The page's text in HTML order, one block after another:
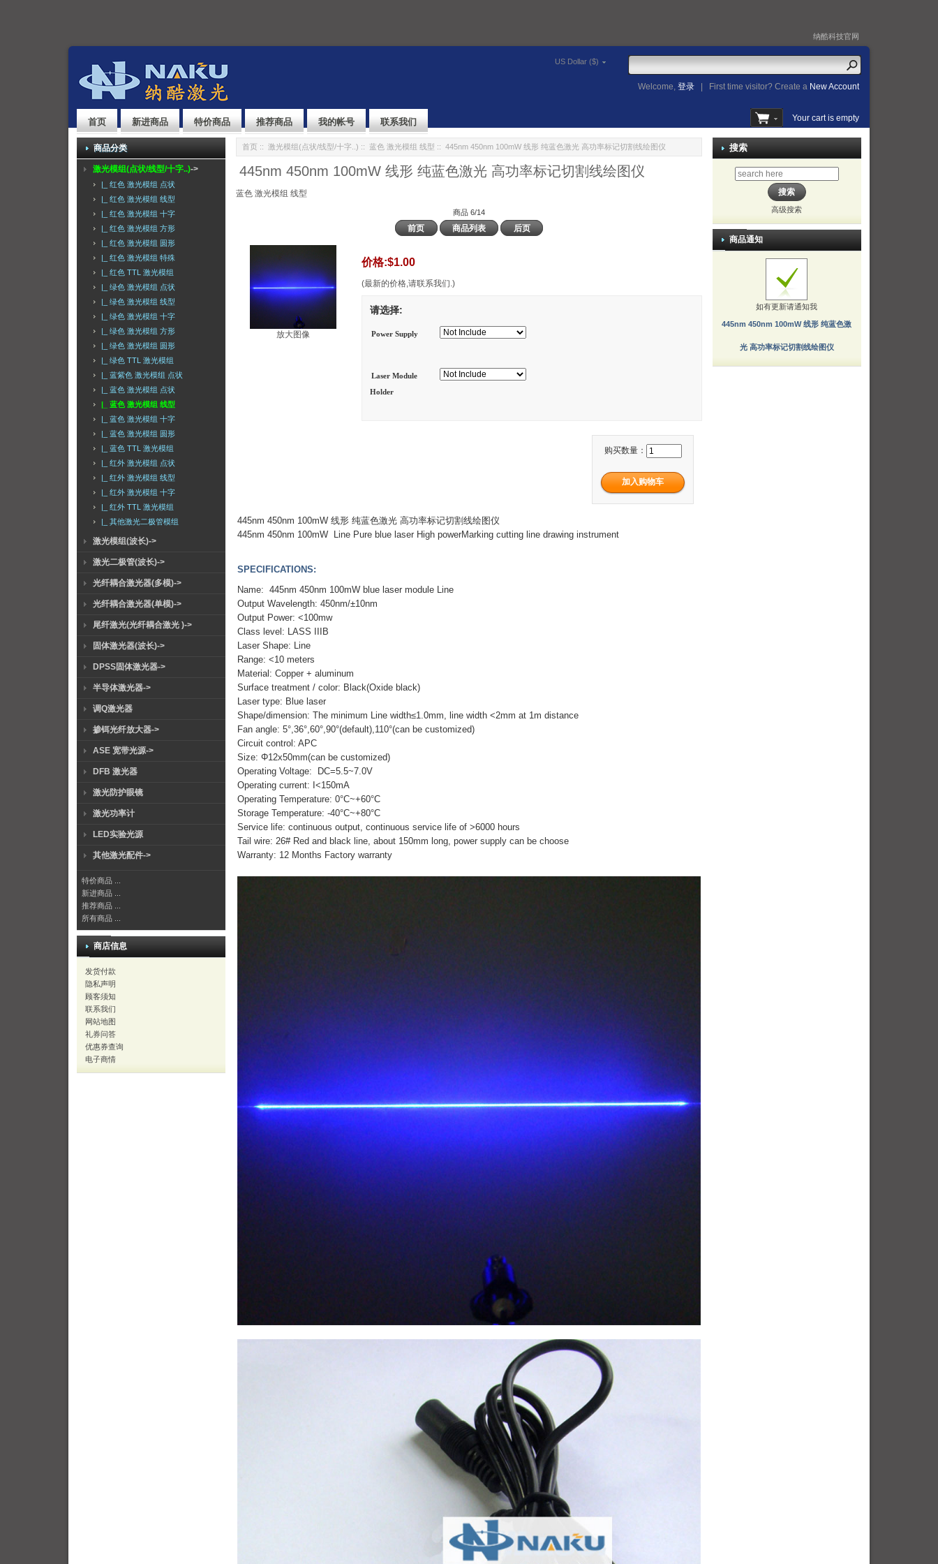
纳酷科技官网
US Dollar ($)
Welcome,登录 First time visitor? Create a New Account
首页 新进商品 特价商品 推荐商品 我的帐号 联系我们 Your cart is empty
商品分类
激光模组(点状/线型/十字..)->
|_ 红色 激光模组 点状
|_ 红色 激光模组 线型
|_ 红色 激光模组 十字
|_ 红色 激光模组 方形
|_ 红色 激光模组 圆形
|_ 红色 激光模组 特殊
|_ 红色 TTL 激光模组
|_ 绿色 激光模组 点状
|_ 绿色 激光模组 线型
|_ 绿色 激光模组 十字
|_ 绿色 激光模组 方形
|_ 绿色 激光模组 圆形
|_ 绿色 TTL 激光模组
|_ 蓝紫色 激光模组 点状
|_ 蓝色 激光模组 点状
|_ 蓝色 激光模组 线型
|_ 蓝色 激光模组 十字
|_ 蓝色 激光模组 圆形
|_ 蓝色 TTL 激光模组
|_ 红外 激光模组 点状
|_ 红外 激光模组 线型
|_ 红外 激光模组 十字
|_ 红外 TTL 激光模组
|_ 其他激光二极管模组
激光模组(波长)->
激光二极管(波长)->
光纤耦合激光器(多模)->
光纤耦合激光器(单模)->
尾纤激光(光纤耦合激光 )->
固体激光器(波长)->
DPSS固体激光器->
半导体激光器->
调Q激光器
掺铒光纤放大器->
ASE 宽带光源->
DFB 激光器
激光防护眼镜
激光功率计
LED实验光源
其他激光配件->
特价商品 ...
新进商品 ...
推荐商品 ...
所有商品 ...
商店信息
发货付款
隐私声明
顾客须知
联系我们
网站地图
礼券问答
优惠券查询
电子商情
首页 :: 激光模组(点状/线型/十字..) :: 蓝色 激光模组 线型 :: 445nm 450nm 100mW 线形 纯蓝色激光 高功率标记切割线绘图仪
445nm 450nm 100mW 线形 纯蓝色激光 高功率标记切割线绘图仪
蓝色 激光模组 线型
商品 6/14
前页 商品列表 后页
放大图像
价格:$1.00
(最新的价格,请联系我们.)
请选择:
Power Supply
Laser Module
Holder
购买数量：
445nm 450nm 100mW 线形 纯蓝色激光 高功率标记切割线绘图仪
445nm 450nm 100mW Line Pure blue laser High powerMarking cutting line drawing instrument
SPECIFICATIONS:
Name: 445nm 450nm 100mW blue laser module Line
Output Wavelength: 450nm/±10nm
Output Power: <100mw
Class level: LASS IIIB
Laser Shape: Line
Range: <10 meters
Material: Copper + aluminum
Surface treatment / color: Black(Oxide black)
Laser type: Blue laser
Shape/dimension: The minimum Line width≤1.0mm, line width <2mm at 1m distance
Fan angle: 5°,36°,60°,90°(default),110°(can be customized)
Circuit control: APC
Size: Φ12x50mm(can be customized)
Operating Voltage: DC=5.5~7.0V
Operating current: I<150mA
Operating Temperature: 0°C~+60°C
Storage Temperature: -40°C~+80°C
Service life: continuous output, continuous service life of >6000 hours
Tail wire: 26# Red and black line, about 150mm long, power supply can be choose
Warranty: 12 Months Factory warranty
搜索
高级搜索
商品通知
如有更新请通知我
445nm 450nm 100mW 线形 纯蓝色激
光 高功率标记切割线绘图仪